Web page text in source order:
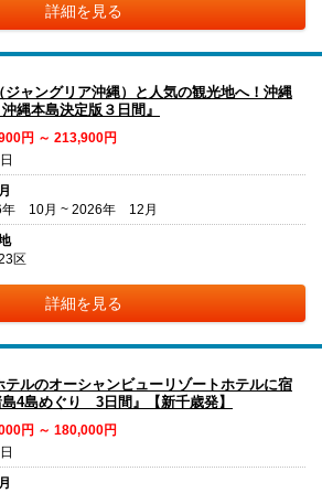
詳細を見る
ジャングリア沖縄）と人気の観光地へ！沖縄
縄本島決定版３日間』
円 ～ 213,900円
年 10月 ~ 2026年 12月
区
詳細を見る
テルのオーシャンビューリゾートホテルに宿
4島めぐり 3日間』【新千歳発】
円 ～ 180,000円